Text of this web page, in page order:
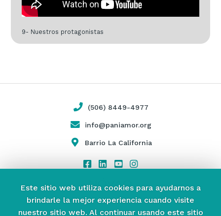
9- Nuestros protagonistas
(506) 8449-4977
info@paniamor.org
Barrio La California
Este sitio web utiliza cookies para ayudarnos a
brindarle la mejor experiencia cuando visite
nuestro sitio web. Al continuar usando este sitio